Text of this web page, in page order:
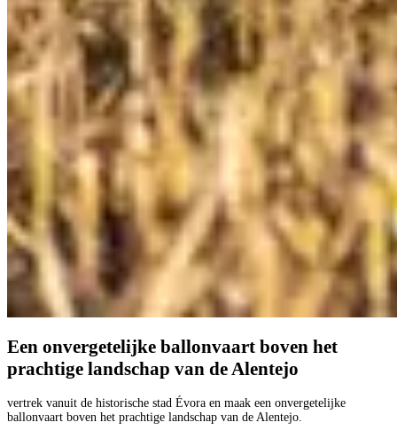
Een onvergetelijke ballonvaart boven het
prachtige landschap van de Alentejo
vertrek vanuit de historische stad Évora en maak een onvergetelijke
ballonvaart boven het prachtige landschap van de Alentejo.